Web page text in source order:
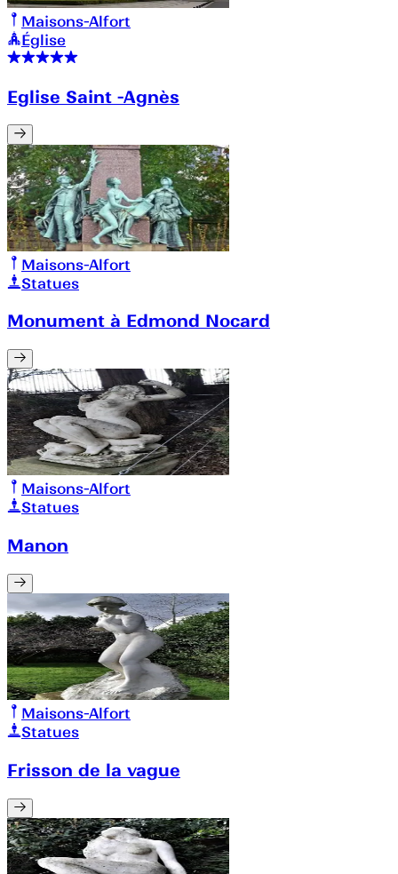
Maisons-Alfort
Église
Eglise Saint -Agnès
Maisons-Alfort
Statues
Monument à Edmond Nocard
Maisons-Alfort
Statues
Manon
Maisons-Alfort
Statues
Frisson de la vague